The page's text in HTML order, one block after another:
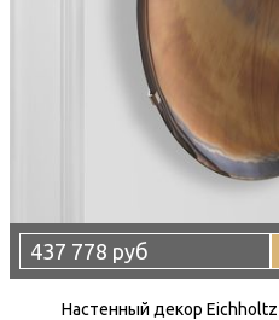
437 778 руб
Настенный декор Eichholtz